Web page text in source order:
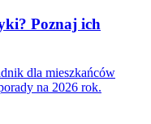
Poznaj ich
dla mieszkańców
na 2026 rok.